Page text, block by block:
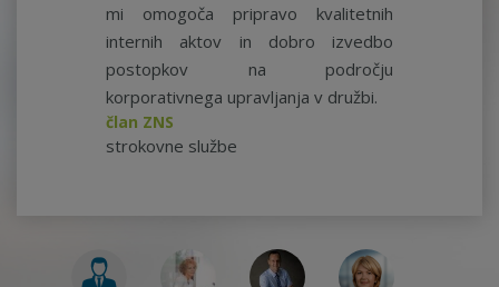
mi omogoča pripravo kvalitetnih
internih aktov in dobro izvedbo
postopkov na področju
korporativnega upravljanja v družbi.
član ZNS
strokovne službe